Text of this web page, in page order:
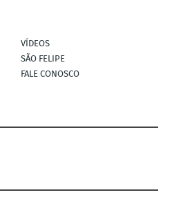
VÍDEOS
SÃO FELIPE
FALE CONOSCO